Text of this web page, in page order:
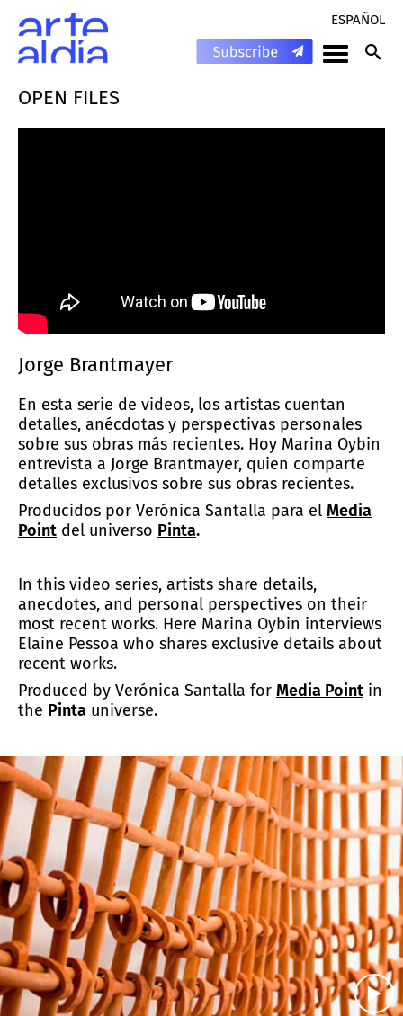
ESPAÑOL
OPEN FILES
Jorge Brantmayer
En esta serie de videos, los artistas cuentan
detalles, anécdotas y perspectivas personales
sobre sus obras más recientes. Hoy Marina Oybin
entrevista a Jorge Brantmayer, quien comparte
detalles exclusivos sobre sus obras recientes.
Producidos por Verónica Santalla para el Media
Point del universo Pinta.
In this video series, artists share details,
anecdotes, and personal perspectives on their
most recent works. Here Marina Oybin interviews
Elaine Pessoa who shares exclusive details about
recent works.
Produced by Verónica Santalla for Media Point in
the Pinta universe.